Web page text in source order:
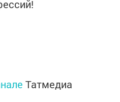
Татмедиа